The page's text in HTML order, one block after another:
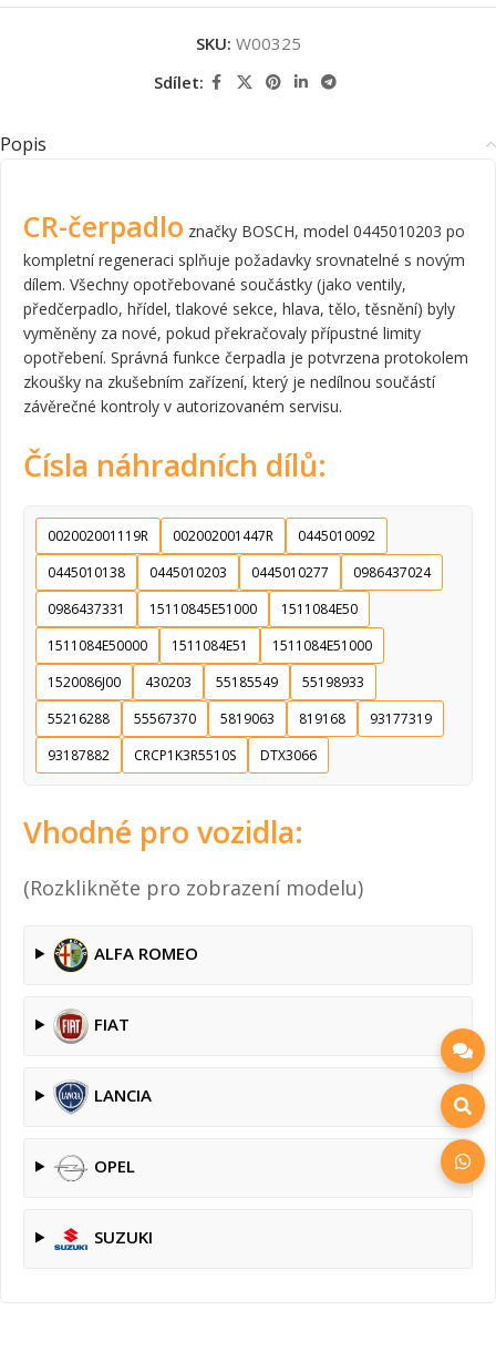
SKU: W00325
Sdílet:
Popis
CR-čerpadlo značky BOSCH, model 0445010203 po
kompletní regeneraci splňuje požadavky srovnatelné s novým
dílem. Všechny opotřebované součástky (jako ventily,
předčerpadlo, hřídel, tlakové sekce, hlava, tělo, těsnění) byly
vyměněny za nové, pokud překračovaly přípustné limity
opotřebení. Správná funkce čerpadla je potvrzena protokolem
zkoušky na zkušebním zařízení, který je nedílnou součástí
závěrečné kontroly v autorizovaném servisu.
Čísla náhradních dílů:
002002001119R 002002001447R
0445010092
0445010138
0445010203 0445010277
0986437024
0986437331
15110845E51000
1511084E50
1511084E50000
1511084E51
1511084E51000
1520086J00
430203 55185549
55198933
55216288
55567370 5819063 819168
93177319
93187882
CRCP1K3R5510S DTX3066
Vhodné pro vozidla:
(Rozklikněte pro zobrazení modelu)
ALFA ROMEO
FIAT
LANCIA
OPEL
SUZUKI